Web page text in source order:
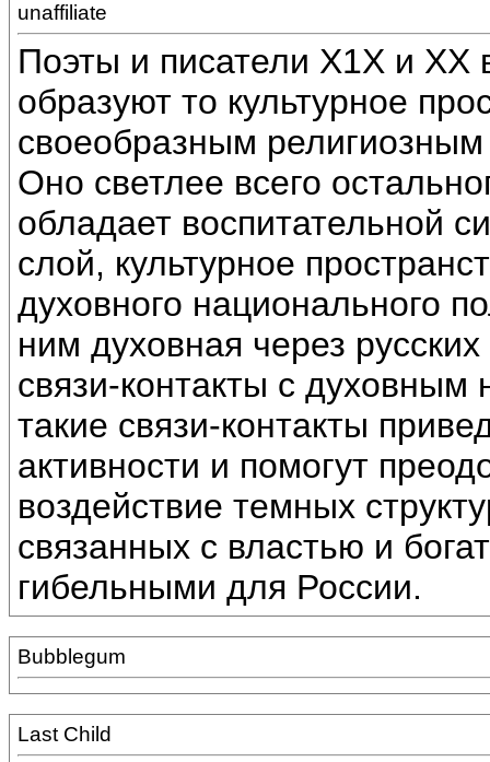
unaffiliate
Поэты и писатели X1X и ХХ
образуют то культурное
своеобразным религиозным
Оно светлее всего
обладает воспитательной
слой, культурное
духовного национального
ним духовная через
связи-контакты с
такие связи-контакты
активности и помогут
воздействие темных
связанных с властью и
гибельными для России.
Bubblegum
Last Child